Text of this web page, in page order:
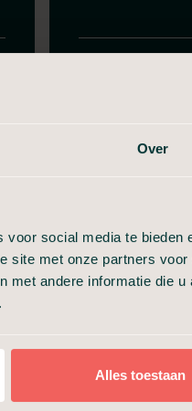
Over
social media te bieden
site met onze partners voor
met andere informatie die u
Alles toestaan
Samenzijn